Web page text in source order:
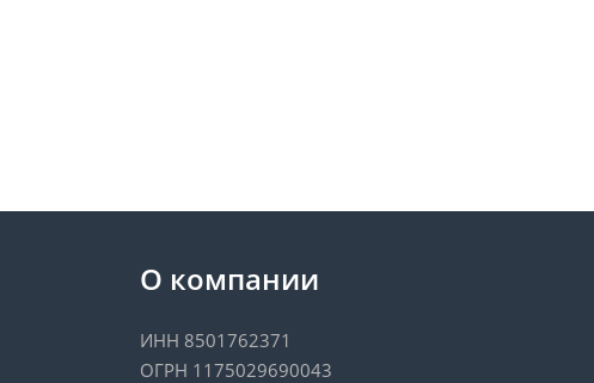
О компании
ИНН 8501762371
ОГРН 1175029690043